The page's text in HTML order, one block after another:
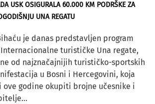
USK OSIGURALA 60.000 KM PODRŠKE ZA
UNA REGATU
je danas predstavljen program
Internacionalne turističke Una regate,
od najznačajnijih turističko-sportskih
u Bosni i Hercegovini, koja
ove godine okupiti brojne učesnike i